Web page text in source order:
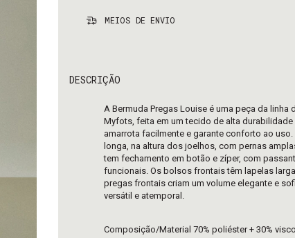
MEIOS DE ENVIO
DESCRIÇÃO
A Bermuda Pregas Louise é uma peça da linha
Myfots, feita em um tecido de alta durabilidade
amarrota facilmente e garante conforto ao
longa, na altura dos joelhos, com pernas
tem fechamento em botão e zíper, com
funcionais. Os bolsos frontais têm lapelas
pregas frontais criam um volume elegante e
versátil e atemporal.
Composição/Material 70% poliéster + 30%